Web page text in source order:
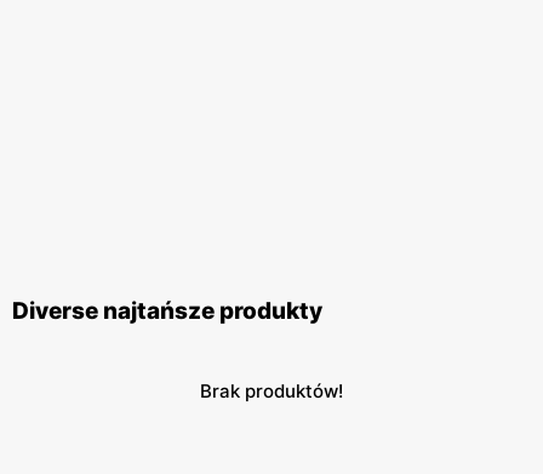
Diverse najtańsze produkty
Brak produktów!